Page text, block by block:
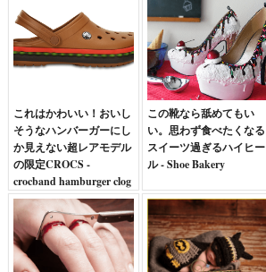
これはかわいい！おいし
そうなハンバーガーにし
か見えない超レアモデル
の限定CROCS -
crocband hamburger clog
この靴なら舐めてもい
い。思わず食べたくなる
スイーツ過ぎるハイヒー
ル - Shoe Bakery